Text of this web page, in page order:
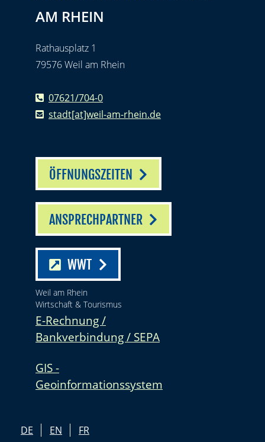
AM RHEIN
Rathausplatz 1
79576 Weil am Rhein
07621/704-0
stadt[at]weil-am-rhein.de
ÖFFNUNGSZEITEN
ANSPRECHPARTNER
WWT
Weil am Rhein
Wirtschaft & Tourismus
E-Rechnung /
Bankverbindung / SEPA
GIS -
Geoinformationssystem
DE EN FR